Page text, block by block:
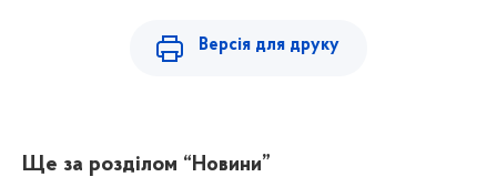
Версія для друку
Ще за розділом “Новини”